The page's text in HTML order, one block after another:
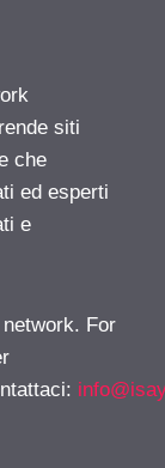
siti
che
ed esperti
e
For
: